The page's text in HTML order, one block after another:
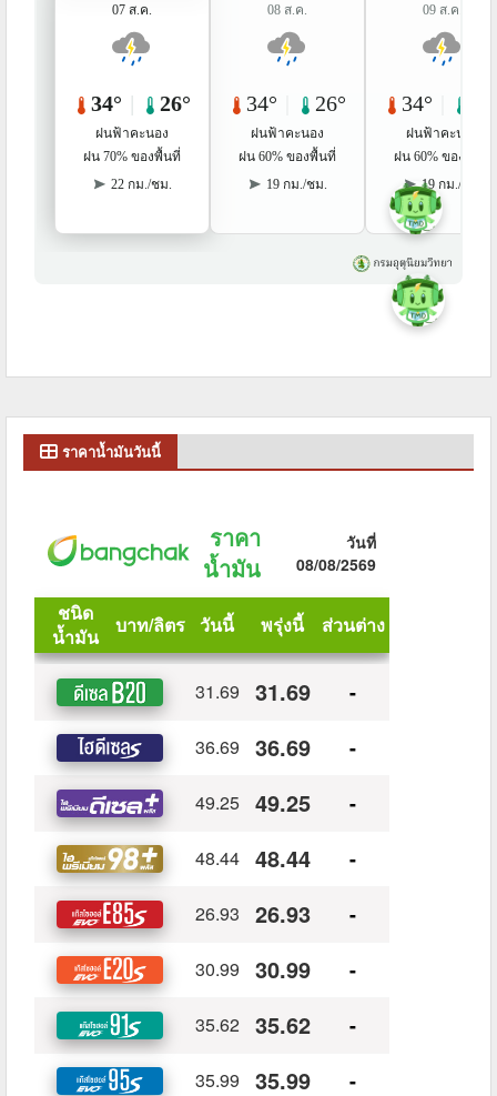
ราคาน้ำมันวันนี้